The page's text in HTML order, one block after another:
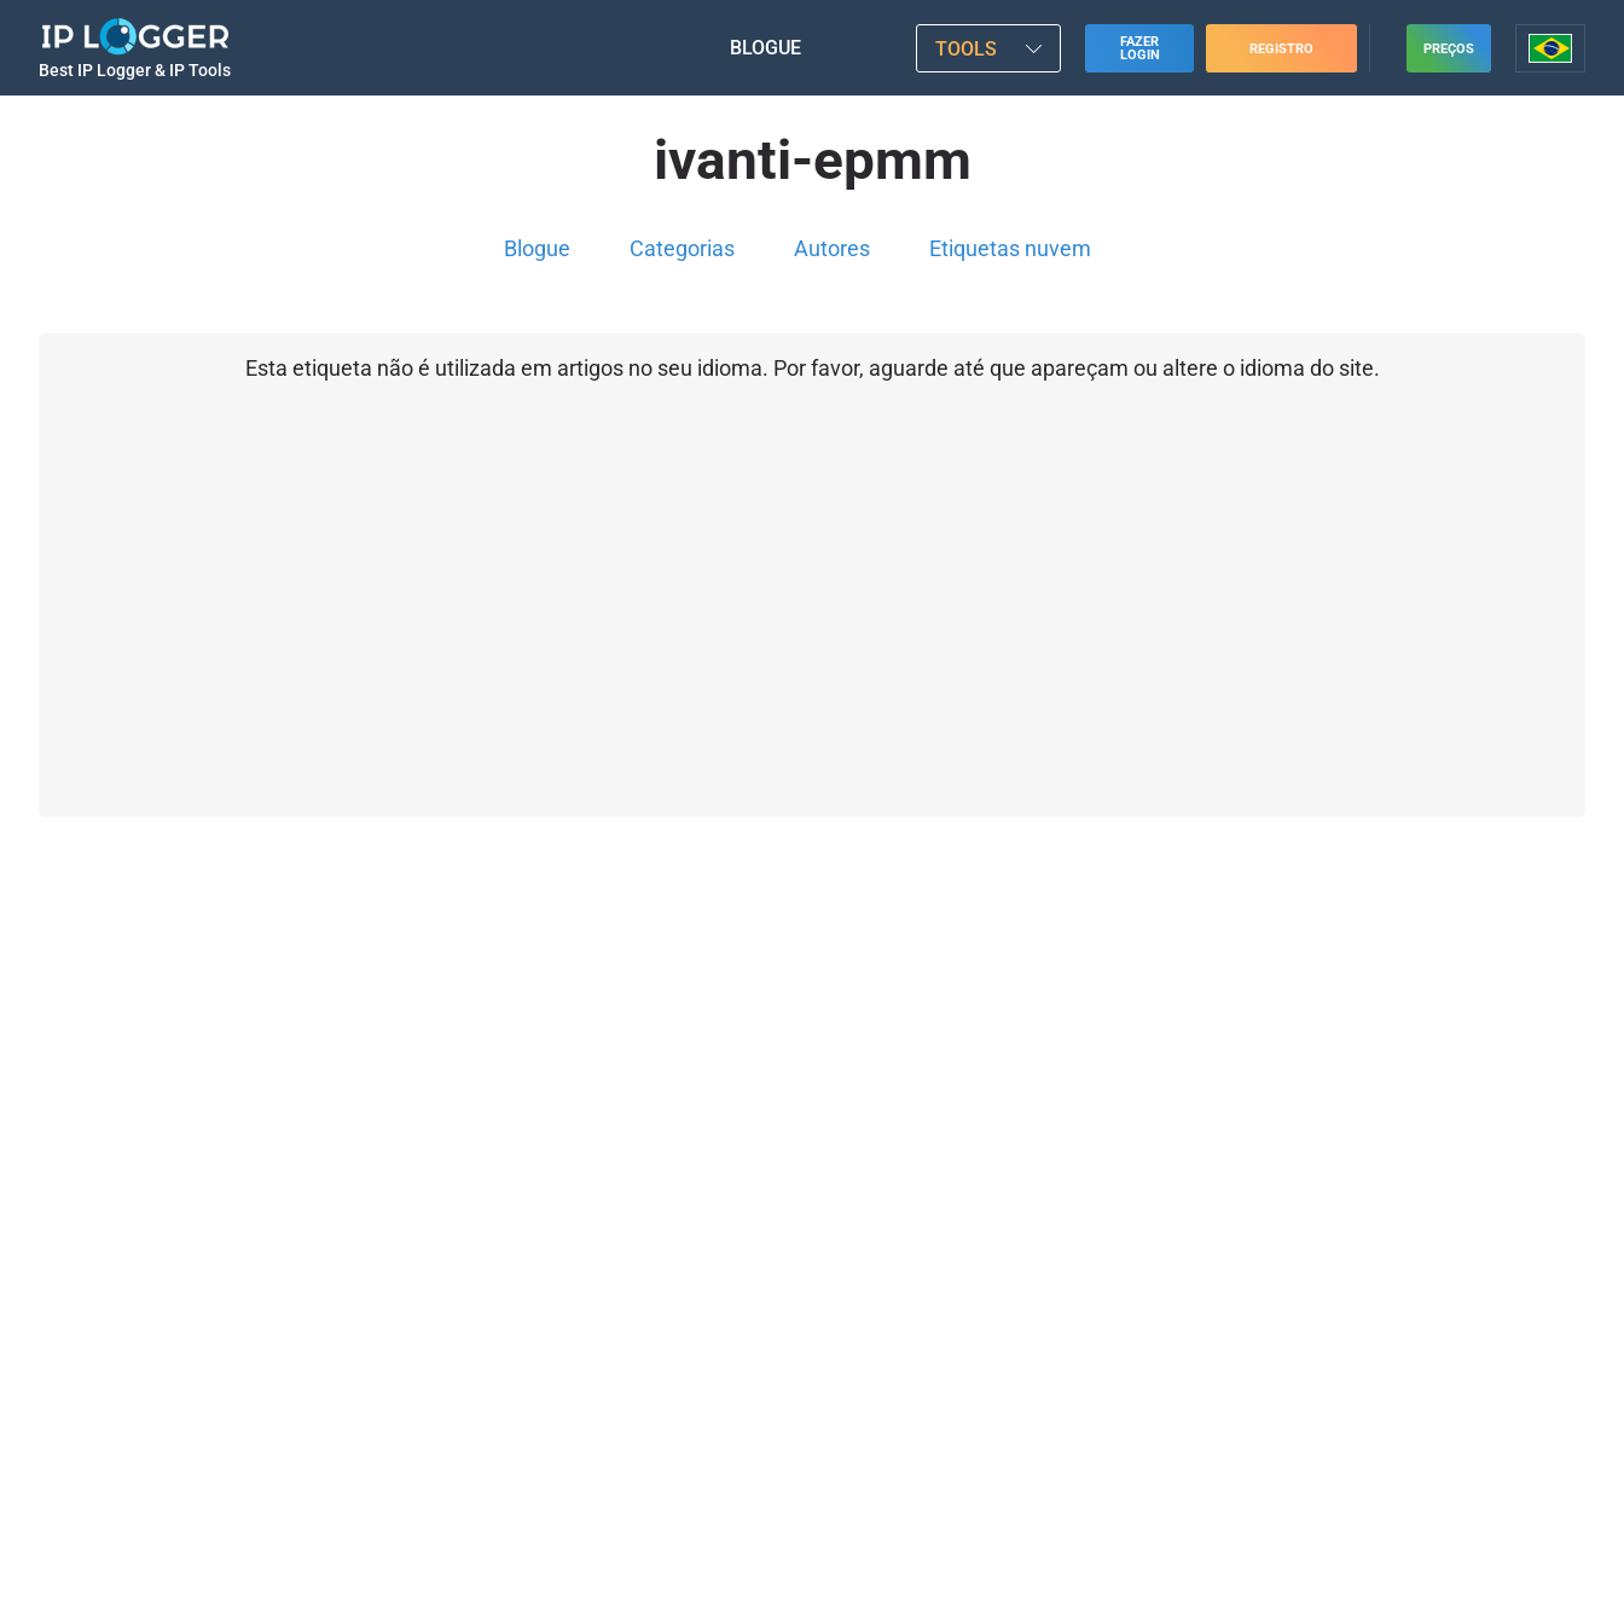
Best IP Logger & IP Tools
BLOGUE TOOLS
FAZER
LOGIN
REGISTRO PREÇOS
ivanti-epmm
Blogue Categorias Autores Etiquetas nuvem